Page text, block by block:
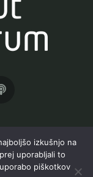
TRR:
izkušnjo na
uporabljali to
piškotkov